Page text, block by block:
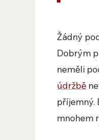
Žádný
Dobrým
neměli
údržbě
příjemný.
mnohem